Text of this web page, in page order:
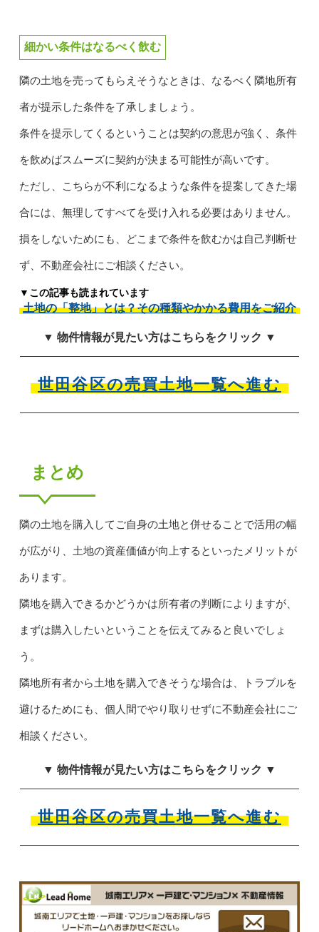
細かい条件はなるべく飲む
隣の土地を売ってもらえそうなときは、なるべく隣地所有
者が提示した条件を了承しましょう。
条件を提示してくるということは契約の意思が強く、条件
を飲めばスムーズに契約が決まる可能性が高いです。
ただし、こちらが不利になるような条件を提案してきた場
合には、無理してすべてを受け入れる必要はありません。
損をしないためにも、どこまで条件を飲むかは自己判断せ
ず、不動産会社にご相談ください。
▼この記事も読まれています
土地の「整地」とは？その種類やかかる費用をご紹介
▼ 物件情報が見たい方はこちらをクリック ▼
世田谷区の売買土地一覧へ進む
まとめ
隣の土地を購入してご自身の土地と併せることで活用の幅
が広がり、土地の資産価値が向上するといったメリットが
あります。
隣地を購入できるかどうかは所有者の判断によりますが、
まずは購入したいということを伝えてみると良いでしょ
う。
隣地所有者から土地を購入できそうな場合は、トラブルを
避けるためにも、個人間でやり取りせずに不動産会社にご
相談ください。
▼ 物件情報が見たい方はこちらをクリック ▼
世田谷区の売買土地一覧へ進む